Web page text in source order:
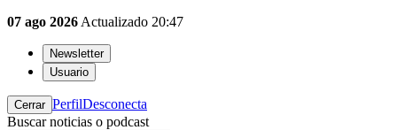
07 ago 2026 Actualizado 20:47
Newsletter
Usuario
Cerrar PerfilDesconecta
Buscar noticias o podcast